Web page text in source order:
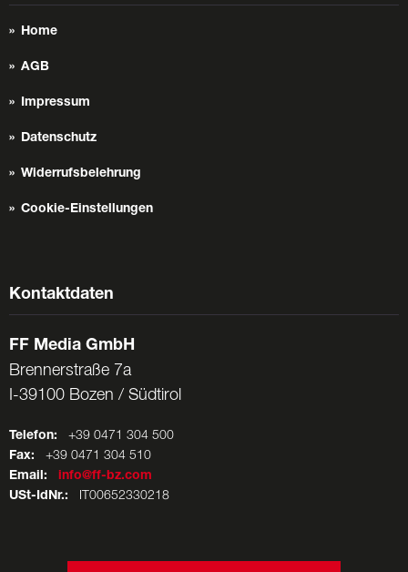
Home
AGB
Impressum
Datenschutz
Widerrufsbelehrung
Cookie-Einstellungen
Kontaktdaten
FF Media GmbH
Brennerstraße 7a
I-39100 Bozen / Südtirol
Telefon: +39 0471 304 500
Fax: +39 0471 304 510
Email:
info@ff-bz.com
USt-IdNr.: IT00652330218